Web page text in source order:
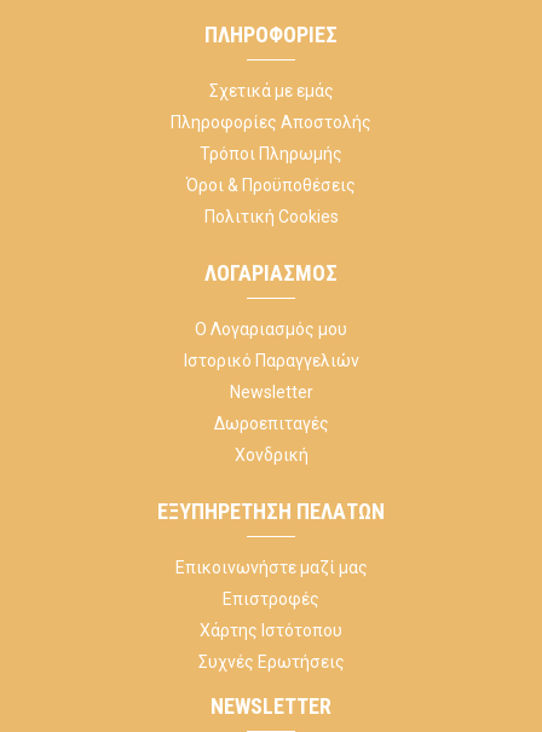
ΠΛΗΡΟΦΟΡΊΕΣ
Σχετικά με εμάς
Πληροφορίες Αποστολής
Τρόποι Πληρωμής
Όροι & Προϋποθέσεις
Πολιτική Cookies
ΛΟΓΑΡΙΑΣΜΌΣ
Ο Λογαριασμός μου
Ιστορικό Παραγγελιών
Newsletter
Δωροεπιταγές
Χονδρική
ΕΞΥΠΗΡΈΤΗΣΗ ΠΕΛΑΤΏΝ
Επικοινωνήστε μαζί μας
Επιστροφές
Χάρτης Ιστότοπου
Συχνές Ερωτήσεις
NEWSLETTER